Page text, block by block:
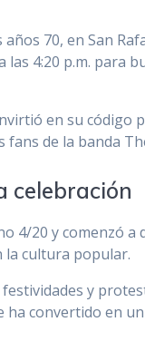
70, en San
las 4:20 p.m. para
en su código
de la banda
celebración
4/20 y comenzó a
la cultura popular.
y
convertido en